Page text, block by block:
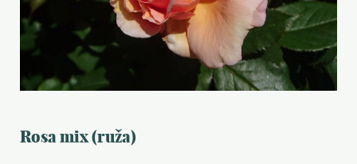
Rosa mix (ruža)